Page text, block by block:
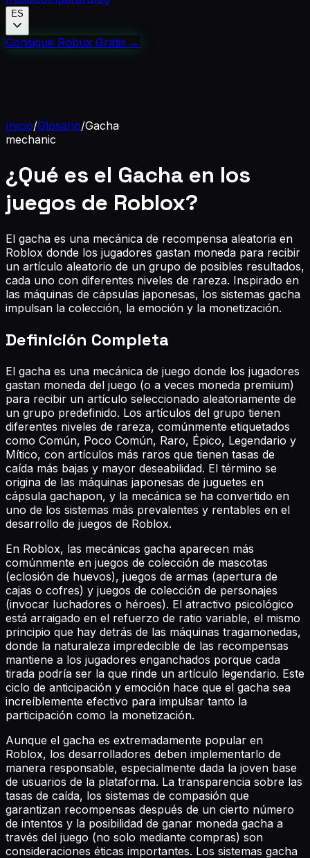
ES
Consigue Robux Gratis →
Inicio/Glosario/Gacha
mechanic
¿Qué es el Gacha en los
juegos de Roblox?
El gacha es una mecánica de recompensa aleatoria en
Roblox donde los jugadores gastan moneda para recibir
un artículo aleatorio de un grupo de posibles resultados,
cada uno con diferentes niveles de rareza. Inspirado en
las máquinas de cápsulas japonesas, los sistemas gacha
impulsan la colección, la emoción y la monetización.
Definición Completa
El gacha es una mecánica de juego donde los jugadores
gastan moneda del juego (o a veces moneda premium)
para recibir un artículo seleccionado aleatoriamente de
un grupo predefinido. Los artículos del grupo tienen
diferentes niveles de rareza, comúnmente etiquetados
como Común, Poco Común, Raro, Épico, Legendario y
Mítico, con artículos más raros que tienen tasas de
caída más bajas y mayor deseabilidad. El término se
origina de las máquinas japonesas de juguetes en
cápsula gachapon, y la mecánica se ha convertido en
uno de los sistemas más prevalentes y rentables en el
desarrollo de juegos de Roblox.
En Roblox, las mecánicas gacha aparecen más
comúnmente en juegos de colección de mascotas
(eclosión de huevos), juegos de armas (apertura de
cajas o cofres) y juegos de colección de personajes
(invocar luchadores o héroes). El atractivo psicológico
está arraigado en el refuerzo de ratio variable, el mismo
principio que hay detrás de las máquinas tragamonedas,
donde la naturaleza impredecible de las recompensas
mantiene a los jugadores enganchados porque cada
tirada podría ser la que rinde un artículo legendario. Este
ciclo de anticipación y emoción hace que el gacha sea
increíblemente efectivo para impulsar tanto la
participación como la monetización.
Aunque el gacha es extremadamente popular en
Roblox, los desarrolladores deben implementarlo de
manera responsable, especialmente dada la joven base
de usuarios de la plataforma. La transparencia sobre las
tasas de caída, los sistemas de compasión que
garantizan recompensas después de un cierto número
de intentos y la posibilidad de ganar moneda gacha a
través del juego (no solo mediante compras) son
consideraciones éticas importantes. Los sistemas gacha